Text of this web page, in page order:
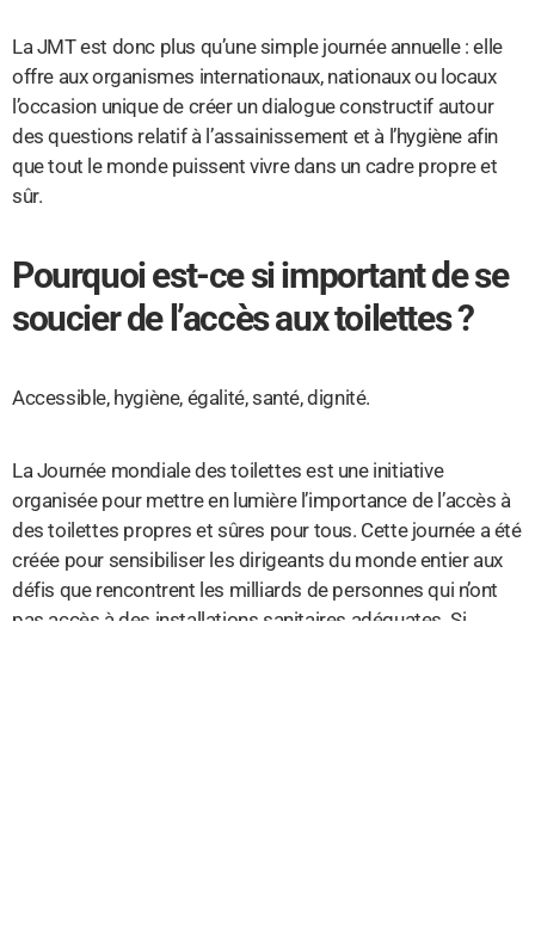
La JMT est donc plus qu’une simple journée annuelle : elle
offre aux organismes internationaux, nationaux ou locaux
l’occasion unique de créer un dialogue constructif autour
des questions relatif à l’assainissement et à l’hygiène afin
que tout le monde puissent vivre dans un cadre propre et
sûr.
Pourquoi est-ce si important de se
soucier de l’accès aux toilettes ?
Accessible, hygiène, égalité, santé, dignité.
La Journée mondiale des toilettes est une initiative
organisée pour mettre en lumière l’importance de l’accès à
des toilettes propres et sûres pour tous. Cette journée a été
créée pour sensibiliser les dirigeants du monde entier aux
défis que rencontrent les milliards de personnes qui n’ont
pas accès à des installations sanitaires adéquates. Si